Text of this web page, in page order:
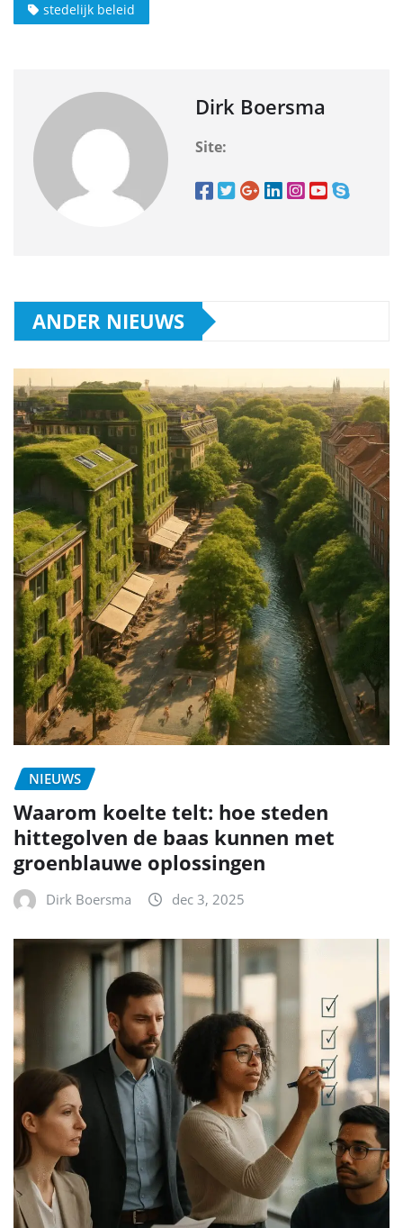
stedelijk beleid
Dirk Boersma
Site:
ANDER NIEUWS
NIEUWS
Waarom koelte telt: hoe steden
hittegolven de baas kunnen met
groenblauwe oplossingen
Dirk Boersma dec 3, 2025